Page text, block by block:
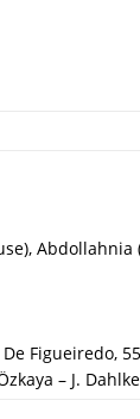
Figueiredo,
– J.